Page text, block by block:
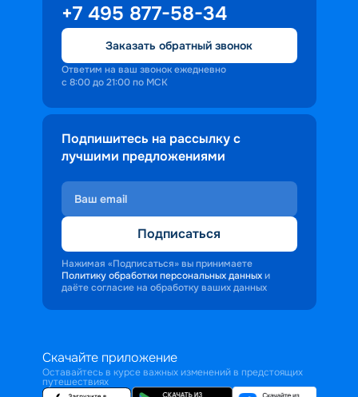
+7 495 877-58-34
Заказать обратный звонок
Ответим на ваш звонок ежедневно
с 8:00 до 21:00 по МСК
Подпишитесь на рассылку с
лучшими предложениями
Подписаться
Нажимая «Подписаться» вы принимаете
Политику обработки персональных данных и
даёте согласие на обработку ваших данных
Скачайте приложение
Оставайтесь в курсе важных изменений в предстоящих
путешествиях